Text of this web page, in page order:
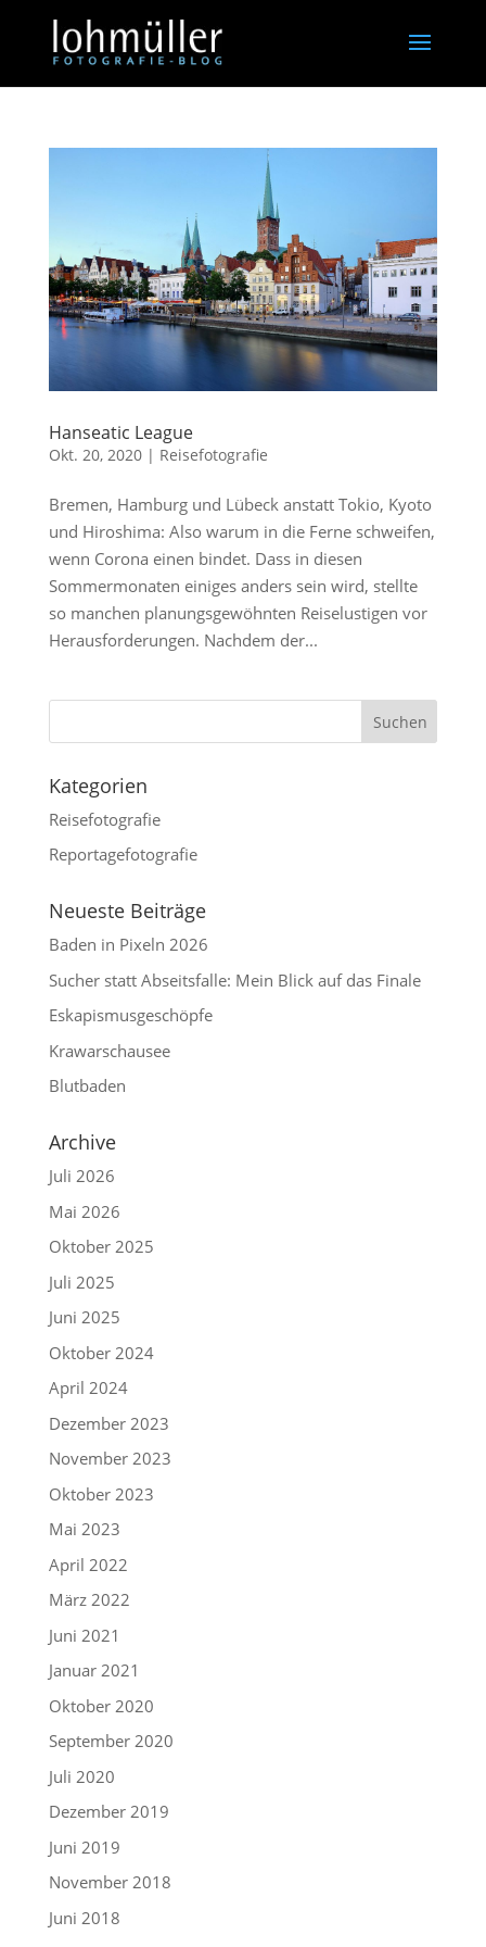
Hanseatic League
Okt. 20, 2020| Reisefotografie
Bremen, Hamburg und Lübeck anstatt Tokio, Kyoto
und Hiroshima: Also warum in die Ferne schweifen,
wenn Corona einen bindet. Dass in diesen
Sommermonaten einiges anders sein wird, stellte
so manchen planungsgewöhnten Reiselustigen vor
Herausforderungen. Nachdem der...
Kategorien
Reisefotografie
Reportagefotografie
Neueste Beiträge
Baden in Pixeln 2026
Sucher statt Abseitsfalle: Mein Blick auf das Finale
Eskapismusgeschöpfe
Krawarschausee
Blutbaden
Archive
Juli 2026
Mai 2026
Oktober 2025
Juli 2025
Juni 2025
Oktober 2024
April 2024
Dezember 2023
November 2023
Oktober 2023
Mai 2023
April 2022
März 2022
Juni 2021
Januar 2021
Oktober 2020
September 2020
Juli 2020
Dezember 2019
Juni 2019
November 2018
Juni 2018